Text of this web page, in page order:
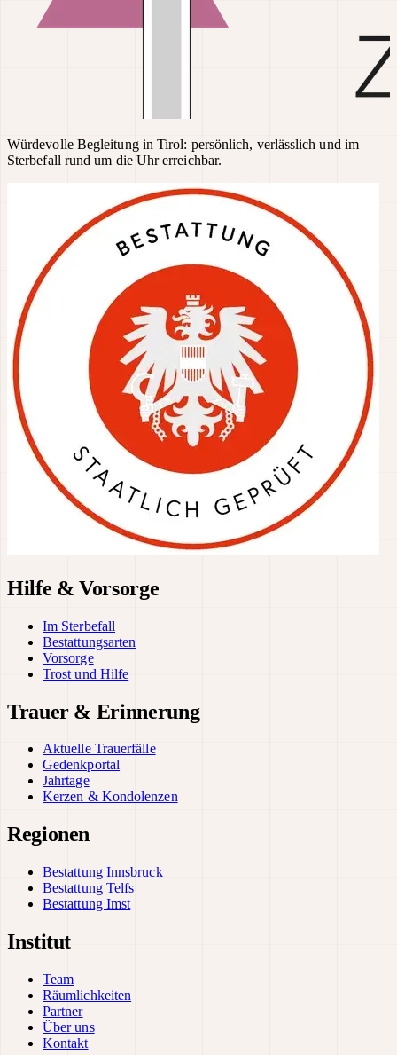
Würdevolle Begleitung in Tirol: persönlich, verlässlich und im
Sterbefall rund um die Uhr erreichbar.
Hilfe & Vorsorge
Im Sterbefall
Bestattungsarten
Vorsorge
Trost und Hilfe
Trauer & Erinnerung
Aktuelle Trauerfälle
Gedenkportal
Jahrtage
Kerzen & Kondolenzen
Regionen
Bestattung Innsbruck
Bestattung Telfs
Bestattung Imst
Institut
Team
Räumlichkeiten
Partner
Über uns
Kontakt